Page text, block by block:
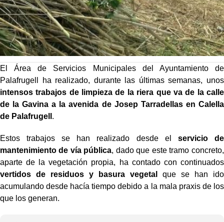
El Área de Servicios Municipales del Ayuntamiento de
Palafrugell ha realizado, durante las últimas semanas, unos
intensos trabajos de limpieza de la riera que va de la calle
de la Gavina a la avenida de Josep Tarradellas en Calella
de Palafrugell .
Estos trabajos se han realizado desde el servicio de
mantenimiento de vía pública, dado que este tramo concreto,
aparte de la vegetación propia, ha contado con continuados
vertidos de residuos y basura vegetal
que se han ido
acumulando desde hacía tiempo debido a la mala praxis de los
que los generan.